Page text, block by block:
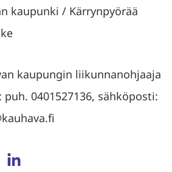
kaupunki / Kärrynpyörää
kaupungin liikunnanohjaaja
0401527136, sähköposti:
Jaa